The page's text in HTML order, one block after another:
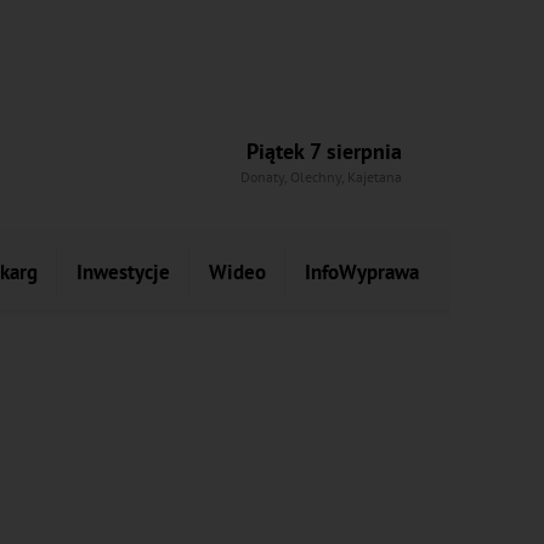
Piątek 7 sierpnia
Donaty, Olechny, Kajetana
Inwestycje Wideo InfoWyprawa